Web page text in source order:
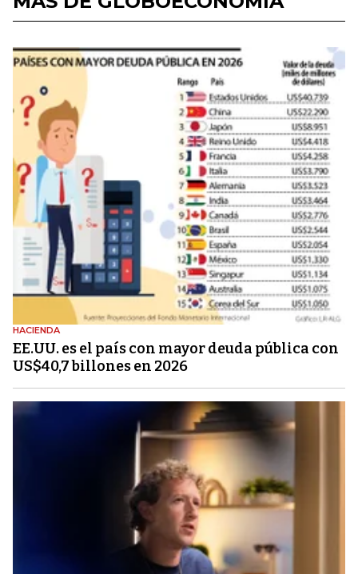
HACIENDA
EE.UU. es el país con mayor deuda pública con
US$40,7 billones en 2026